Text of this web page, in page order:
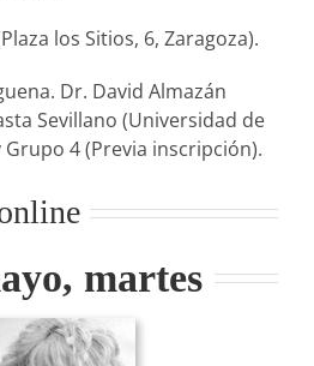
los Sitios, 6, Zaragoza).
Dr. David Almazán
Sevillano (Universidad de
4 (Previa inscripción).
martes